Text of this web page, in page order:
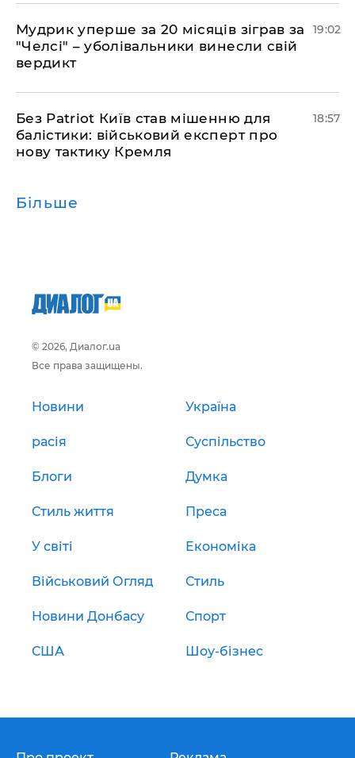
​Мудрик уперше за 20 місяців зіграв за
"Челсі" – уболівальники винесли свій
вердикт
19:02
​Без Patriot Київ став мішенню для
балістики: військовий експерт про
нову тактику Кремля
18:57
Більше
© 2026, Диалог.ua
Все права защищены.
Новини Україна
расія Суспільство
Блоги Думка
Стиль життя Преса
У світі Економіка
Військовий Огляд Стиль
Новини Донбасу Спорт
США Шоу-бізнес